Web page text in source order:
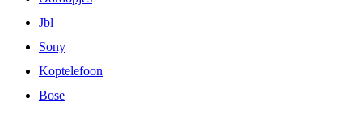
Jbl
Sony
Koptelefoon
Bose